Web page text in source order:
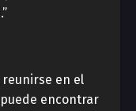
reunirse en el
encontrar